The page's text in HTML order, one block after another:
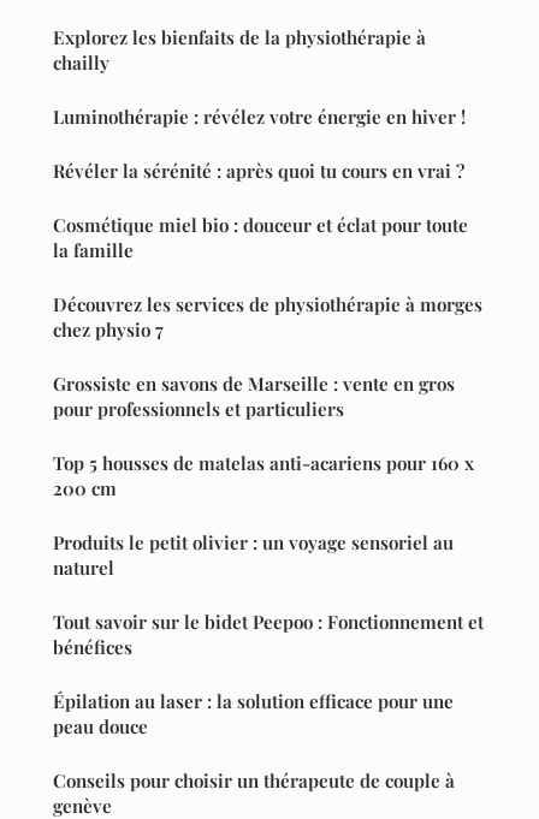
Explorez les bienfaits de la physiothérapie à
chailly
Luminothérapie : révélez votre énergie en hiver !
Révéler la sérénité : après quoi tu cours en vrai ?
Cosmétique miel bio : douceur et éclat pour toute
la famille
Découvrez les services de physiothérapie à morges
chez physio 7
Grossiste en savons de Marseille : vente en gros
pour professionnels et particuliers
Top 5 housses de matelas anti-acariens pour 160 x
200 cm
Produits le petit olivier : un voyage sensoriel au
naturel
Tout savoir sur le bidet Peepoo : Fonctionnement et
bénéfices
Épilation au laser : la solution efficace pour une
peau douce
Conseils pour choisir un thérapeute de couple à
genève